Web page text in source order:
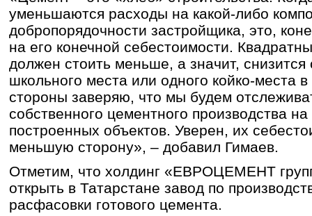
уменьшаются расходы на какой-либо
добропорядочности застройщика, это,
на его конечной себестоимости.
должен стоить меньше, а значит, снизится
школьного места или одного койко-места
стороны заверяю, что мы будем
собственного цементного производства
построенных объектов. Уверен, их
меньшую сторону», – добавил Гимаев.
Отметим, что холдинг «ЕВРОЦЕМЕНТ
открыть в Татарстане завод по
расфасовки готового цемента.